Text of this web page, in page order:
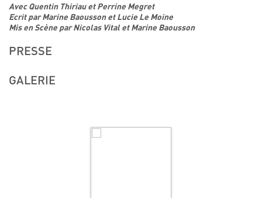
Avec Quentin Thiriau et Perrine Megret
Ecrit par Marine Baousson et Lucie Le Moine
Mis en Scène par Nicolas Vital et Marine Baousson
PRESSE
GALERIE